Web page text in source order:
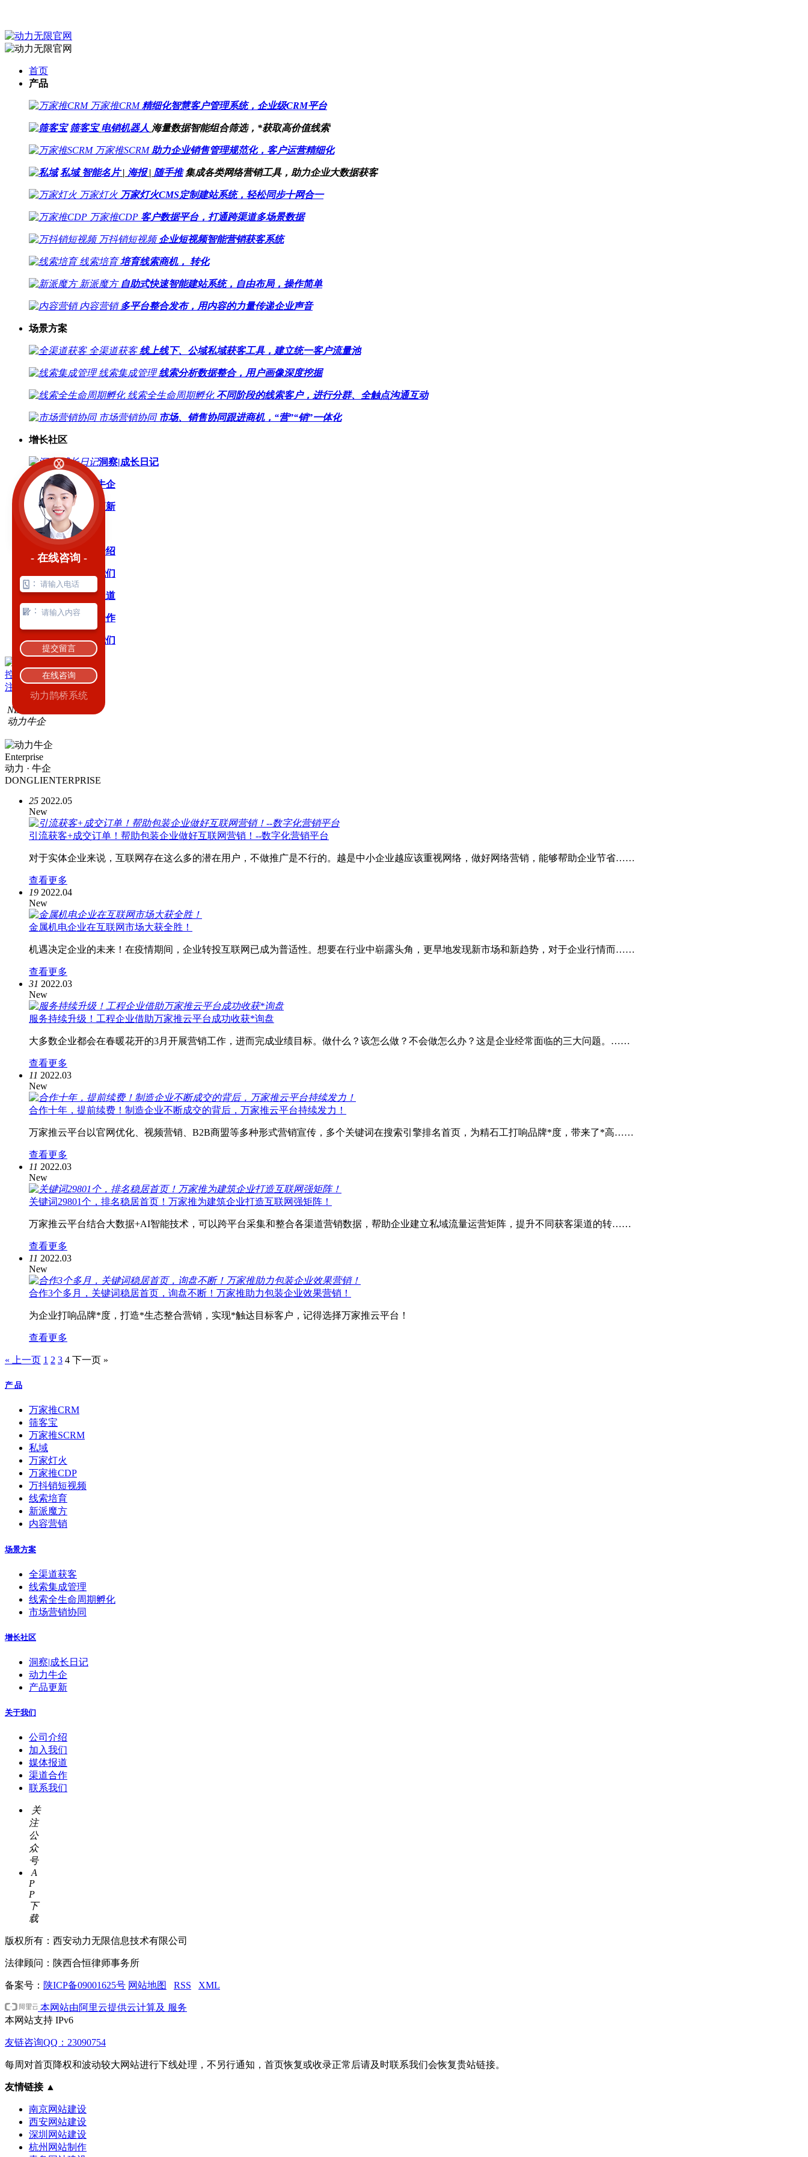
首页
产品
万家推CRM 精细化智慧客户管理系统，企业级CRM平台
筛客宝 电销机器人 海量数据智能组合筛选，*获取高价值线索
万家推SCRM 助力企业销售管理规范化，客户运营精细化
私域 智能名片 | 海报 | 随手推 集成各类网络营销工具，助力企业大数据获客
万家灯火 万家灯火CMS定制建站系统，轻松同步十网合一
万家推CDP 客户数据平台，打通跨渠道多场景数据
万抖销短视频 企业短视频智能营销获客系统
线索培育 培育线索商机， 转化
新派魔方 自助式快速智能建站系统，自由布局，操作简单
内容营销 多平台整合发布，用内容的力量传递企业声音
场景方案
全渠道获客 线上线下、公域私域获客工具，建立统一客户流量池
线索集成管理 线索分析数据整合，用户画像深度挖掘
线索全生命周期孵化 不同阶段的线索客户，进行分群、全触点沟通互动
市场营销协同 市场、销售协同跟进商机，“营”“销”一体化
增长社区
洞察|成长日记
动力牛企
产品更新
关于我们
公司介绍
加入我们
媒体报道
渠道合作
联系我们
控制台
登录
注册
NEWS
动力牛企
Enterprise
动力 · 牛企
DONGLIENTERPRISE
25 2022.05
New
引流获客+成交订单！帮助包装企业做好互联网营销！--数字化营销平台
对于实体企业来说，互联网存在这么多的潜在用户，不做推广是不行的。越是中小企业越应该重视网络，做好网络营销，能够帮助企业节省……
查看更多
19 2022.04
New
金属机电企业在互联网市场大获全胜！
机遇决定企业的未来！在疫情期间，企业转投互联网已成为普适性。想要在行业中崭露头角，更早地发现新市场和新趋势，对于企业行情而……
查看更多
31 2022.03
New
服务持续升级！工程企业借助万家推云平台成功收获*询盘
大多数企业都会在春暖花开的3月开展营销工作，进而完成业绩目标。做什么？该怎么做？不会做怎么办？这是企业经常面临的三大问题。……
查看更多
11 2022.03
New
合作十年，提前续费！制造企业不断成交的背后，万家推云平台持续发力！
万家推云平台以官网优化、视频营销、B2B商盟等多种形式营销宣传，多个关键词在搜索引擎排名首页，为精石工打响品牌*度，带来了*高……
查看更多
11 2022.03
New
关键词29801个，排名稳居首页！万家推为建筑企业打造互联网强矩阵！
万家推云平台结合大数据+AI智能技术，可以跨平台采集和整合各渠道营销数据，帮助企业建立私域流量运营矩阵，提升不同获客渠道的转……
查看更多
11 2022.03
New
合作3个多月，关键词稳居首页，询盘不断！万家推助力包装企业效果营销！
为企业打响品牌*度，打造*生态整合营销，实现*触达目标客户，记得选择万家推云平台！
查看更多
« 上一页 1 2 3 4 下一页 »
产 品
万家推CRM
筛客宝
万家推SCRM
私域
万家灯火
万家推CDP
万抖销短视频
线索培育
新派魔方
内容营销
场景方案
全渠道获客
线索集成管理
线索全生命周期孵化
市场营销协同
增长社区
洞察|成长日记
动力牛企
产品更新
关于我们
公司介绍
加入我们
媒体报道
渠道合作
联系我们
关
注
公
众
号
A
P
P
下
载
版权所有：西安动力无限信息技术有限公司
法律顾问：陕西合恒律师事务所
备案号： 陕ICP备09001625号 网站地图 RSS XML
本网站由阿里云提供云计算及 服务
本网站支持 IPv6
友链咨询QQ：23090754
每周对首页降权和波动较大网站进行下线处理，不另行通知，首页恢复或收录正常后请及时联系我们会恢复贵站链接。
友情链接 ▲
南京网站建设
西安网站建设
深圳网站建设
杭州网站制作
- 在线咨询 -
：
：
提交留言
在线咨询
动力鹊桥系统